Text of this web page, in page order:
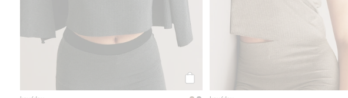
Kup